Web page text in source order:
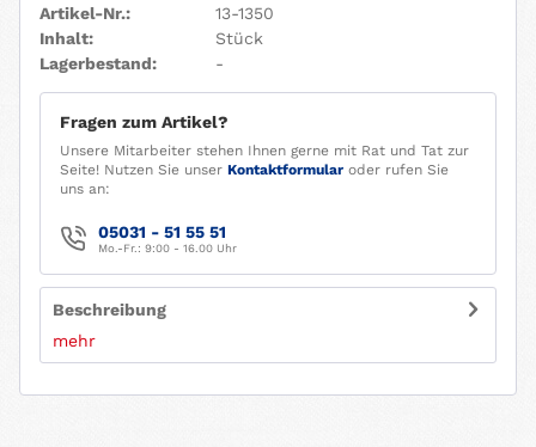
Artikel-Nr.:
13-1350
Inhalt:
Stück
Lagerbestand:
-
Fragen zum Artikel?
Unsere Mitarbeiter stehen Ihnen gerne mit Rat und Tat zur
Seite! Nutzen Sie unser Kontaktformular oder rufen Sie
uns an:
05031 - 51 55 51
Mo.-Fr.: 9:00 - 16.00 Uhr
Beschreibung
mehr